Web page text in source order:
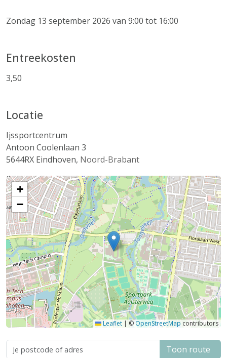
Zondag 13 september 2026 van 9:00 tot 16:00
Entreekosten
3,50
Locatie
Ijssportcentrum
Antoon Coolenlaan 3
5644RX Eindhoven, Noord-Brabant
+
−
Leaflet | © OpenStreetMap contributors
Toon route